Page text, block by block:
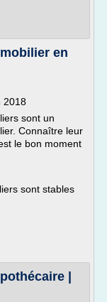
en
2018
sont un
Connaître leur
le bon moment
sont stables
|